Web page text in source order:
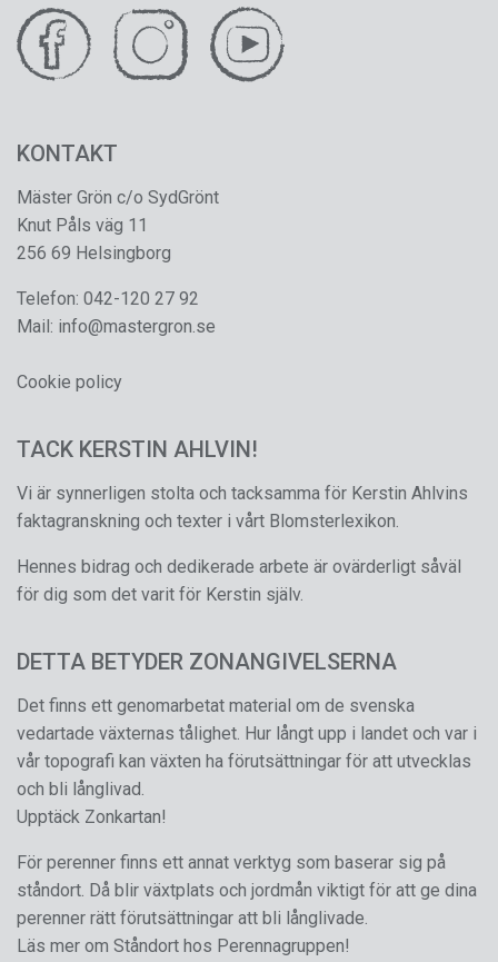
KONTAKT
Mäster Grön c/o SydGrönt
Knut Påls väg 11
256 69 Helsingborg
Telefon: 042-120 27 92
Mail: info@mastergron.se
Cookie policy
TACK KERSTIN AHLVIN!
Vi är synnerligen stolta och tacksamma för Kerstin Ahlvins
faktagranskning och texter i vårt Blomsterlexikon.
Hennes bidrag och dedikerade arbete är ovärderligt såväl
för dig som det varit för Kerstin själv.
DETTA BETYDER ZONANGIVELSERNA
Det finns ett genomarbetat material om de svenska
vedartade växternas tålighet. Hur långt upp i landet och var i
vår topografi kan växten ha förutsättningar för att utvecklas
och bli långlivad.
Upptäck Zonkartan!
För perenner finns ett annat verktyg som baserar sig på
ståndort. Då blir växtplats och jordmån viktigt för att ge dina
perenner rätt förutsättningar att bli långlivade.
Läs mer om Ståndort hos Perennagruppen!